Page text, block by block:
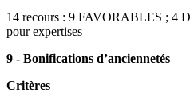
14 recours : 9 FAVORABLES ; 4
pour expertises
9 - Bonifications d’anciennetés
Critères